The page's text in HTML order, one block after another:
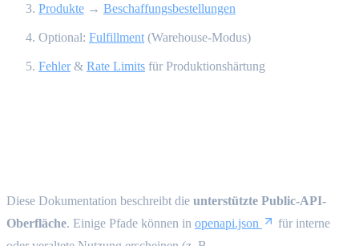
Produkte → Beschaffungsbestellungen
Optional: Fulfillment (Warehouse-Modus)
Fehler& Rate Limits für Produktionshärtung
Diese Dokumentation beschreibt die unterstützte Public-API-
Oberfläche. Einige Pfade können in openapi.json
für interne